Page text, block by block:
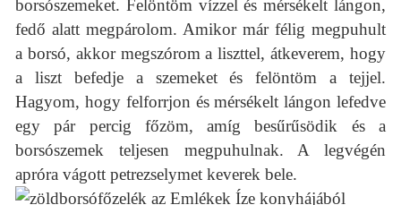
borsószemeket. Felöntöm vízzel és mérsékelt lángon,
fedő alatt megpárolom. Amikor már félig megpuhult
a borsó, akkor megszórom a liszttel, átkeverem, hogy
a liszt befedje a szemeket és felöntöm a tejjel.
Hagyom, hogy felforrjon és mérsékelt lángon lefedve
egy pár percig főzöm, amíg besűrűsödik és a
borsószemek teljesen megpuhulnak. A legvégén
apróra vágott petrezselymet keverek bele.